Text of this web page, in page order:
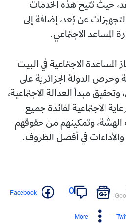
حيث تتيح هذه الخدمات
عن بُعد، إضافة إلى
المساعد الاجتماعي.
المساعدة الاجتماعية في البيت
وحرص الدولة الجزائرية على
مبدأ العدالة الاجتماعية،
الاجتماعية لفائدة جميع
الهشة، وتمكينهم من حقوقهم
في أفضل الظروف.
0
Facebook
More